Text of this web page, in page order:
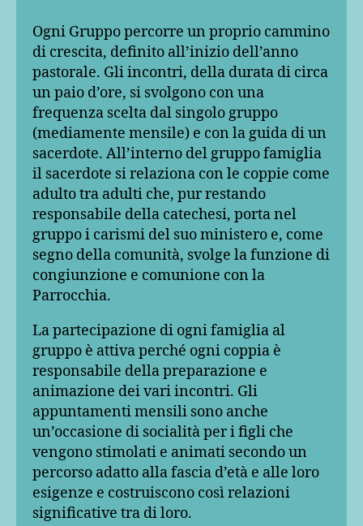
Ogni Gruppo percorre un proprio cammino
di crescita, definito all’inizio dell’anno
pastorale. Gli incontri, della durata di circa
un paio d’ore, si svolgono con una
frequenza scelta dal singolo gruppo
(mediamente mensile) e con la guida di un
sacerdote. All’interno del gruppo famiglia
il sacerdote si relaziona con le coppie come
adulto tra adulti che, pur restando
responsabile della catechesi, porta nel
gruppo i carismi del suo ministero e, come
segno della comunità, svolge la funzione di
congiunzione e comunione con la
Parrocchia.
La partecipazione di ogni famiglia al
gruppo è attiva perché ogni coppia è
responsabile della preparazione e
animazione dei vari incontri. Gli
appuntamenti mensili sono anche
un’occasione di socialità per i figli che
vengono stimolati e animati secondo un
percorso adatto alla fascia d’età e alle loro
esigenze e costruiscono così relazioni
significative tra di loro.